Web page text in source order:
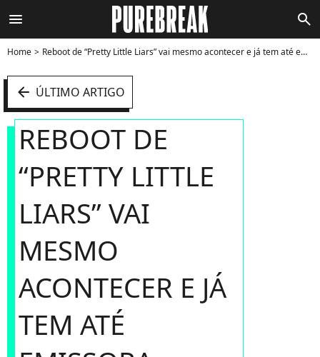
menu search
Home Reboot de “Pretty Little Liars” vai mesmo acontecer e já tem até emissora responsável - Foto
arrow_left ÚLTIMO ARTIGO
REBOOT DE
“PRETTY LITTLE
LIARS” VAI
MESMO
ACONTECER E JÁ
TEM ATÉ